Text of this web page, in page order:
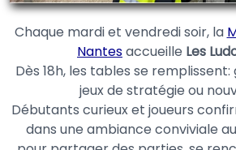
Chaque mardi et vendredi soir, la
Nantesaccueille Les
Dès 18h, les tables se
jeux de stratégie ou
Débutants curieux et joueurs
dans une ambiance conviviale